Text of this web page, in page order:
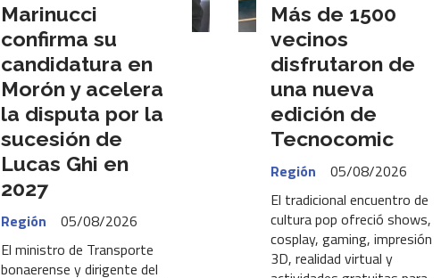
Marinucci
confirma su
candidatura en
Morón y acelera
la disputa por la
sucesión de
Lucas Ghi en
2027
Región
05/08/2026
El ministro de Transporte
bonaerense y dirigente del
Más de 1500
vecinos
disfrutaron de
una nueva
edición de
Tecnocomic
Región
05/08/2026
El tradicional encuentro de
cultura pop ofreció shows,
cosplay, gaming, impresión
3D, realidad virtual y